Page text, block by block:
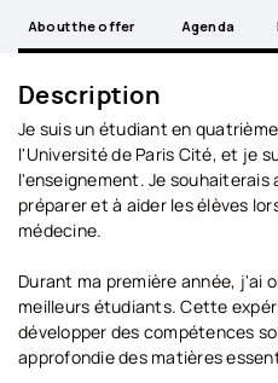
About the offer Agenda
Description
Je suis un étudiant en
l'Université de Paris Cité, et je
l'enseignement. Je souhaiterais
préparer et à aider les élèves
médecine.
Durant ma première année, j'ai
meilleurs étudiants. Cette
développer des compétences
approfondie des matières